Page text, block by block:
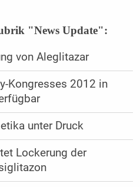
"News Update":
von Aleglitazar
Kongresses 2012 in
unter Druck
Lockerung der